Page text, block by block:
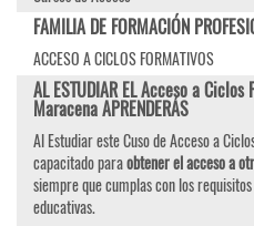
FAMILIA DE FORMACIÓN
ACCESO A CICLOS FORMATIVOS
AL ESTUDIAR EL Acceso a
Maracena APRENDERÁS
Al Estudiar este Cuso de Acceso a
capacitado paraobtener el acceso a
siempre que cumplas con los
educativas.